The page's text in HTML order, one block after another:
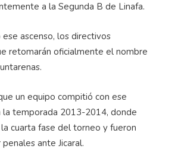
a la Segunda B de Linafa.
ascenso, los directivos
retomarán oficialmente el nombre
un equipo compitió con ese
la temporada 2013-2014, donde
cuarta fase del torneo y fueron
ante Jicaral.